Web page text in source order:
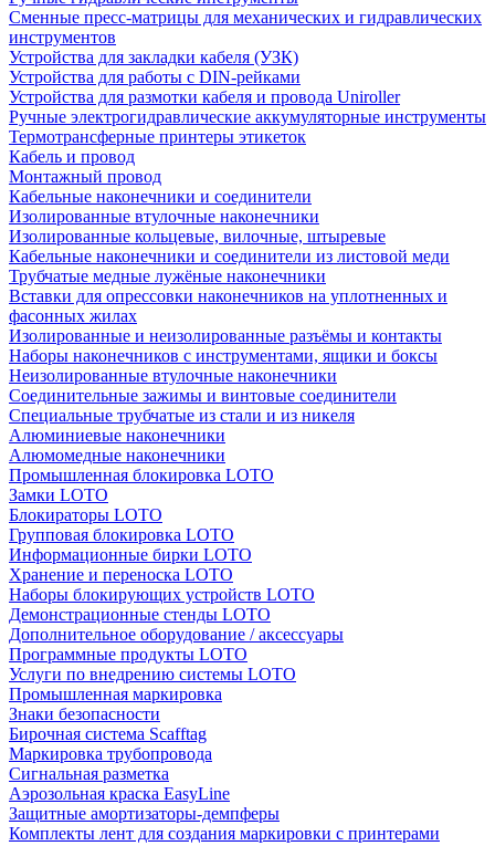
Сменные пресс-матрицы для механических и гидравлических
инструментов
Устройства для закладки кабеля (УЗК)
Устройства для работы с DIN-рейками
Устройства для размотки кабеля и провода Uniroller
Ручные электрогидравлические аккумуляторные инструменты
Термотрансферные принтеры этикеток
Кабель и провод
Монтажный провод
Кабельные наконечники и соединители
Изолированные втулочные наконечники
Изолированные кольцевые, вилочные, штыревые
Кабельные наконечники и соединители из листовой меди
Трубчатые медные лужёные наконечники
Вставки для опрессовки наконечников на уплотненных и
фасонных жилах
Изолированные и неизолированные разъёмы и контакты
Наборы наконечников с инструментами, ящики и боксы
Неизолированные втулочные наконечники
Соединительные зажимы и винтовые соединители
Специальные трубчатые из стали и из никеля
Алюминиевые наконечники
Алюмомедные наконечники
Промышленная блокировка LOTO
Замки LOTO
Блокираторы LOTO
Групповая блокировка LOTO
Информационные бирки LOTO
Хранение и переноска LOTO
Наборы блокирующих устройств LOTO
Демонстрационные стенды LOTO
Дополнительное оборудование / аксессуары
Программные продукты LOTO
Услуги по внедрению системы LOTO
Промышленная маркировка
Знаки безопасности
Бирочная система Scafftag
Маркировка трубопровода
Сигнальная разметка
Аэрозольная краска EasyLine
Защитные амортизаторы-демпферы
Комплекты лент для создания маркировки с принтерами